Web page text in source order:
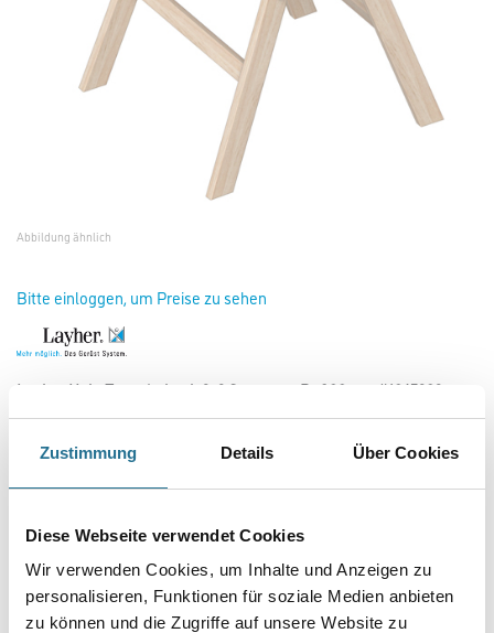
Zustimmung Details Über Cookies
Diese Webseite verwendet Cookies
Wir verwenden Cookies, um Inhalte und Anzeigen zu
personalisieren, Funktionen für soziale Medien anbieten
zu können und die Zugriffe auf unsere Website zu
Abbildung ähnlich
Bitte einloggen, um Preise zu sehen
Layher Holz-Tapezierbock 2x2 Sprossen, B=800mm #1045202
Art-Nr.:4056-000155